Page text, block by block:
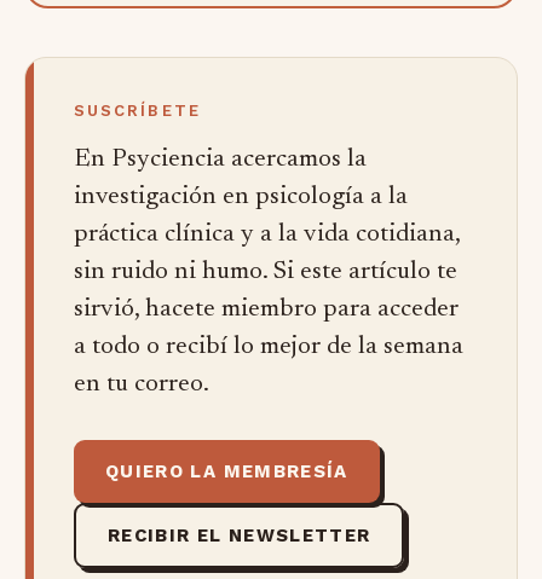
SUSCRÍBETE
En Psyciencia acercamos la
investigación en psicología a la
práctica clínica y a la vida cotidiana,
sin ruido ni humo. Si este artículo te
sirvió, hacete miembro para acceder
a todo o recibí lo mejor de la semana
en tu correo.
QUIERO LA MEMBRESÍA
RECIBIR EL NEWSLETTER